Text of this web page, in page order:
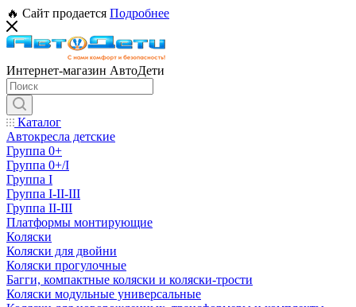
🔥 Сайт продается Подробнее
Интернет-магазин АвтоДети
Каталог
Автокресла детские
Группа 0+
Группа 0+/I
Группа I
Группа I-II-III
Группа II-III
Платформы монтирующие
Коляски
Коляски для двойни
Коляски прогулочные
Багги, компактные коляски и коляски-трости
Коляски модульные универсальные